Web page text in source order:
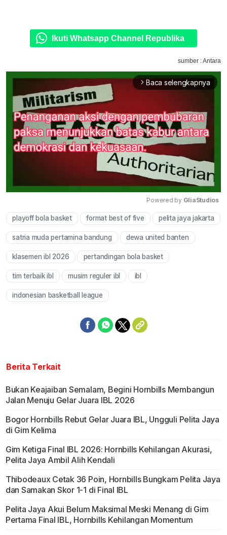
Ikuti Whatsapp Channel Republika
sumber : Antara
arrow_forward_ios Baca selengkapnya
Mute
Powered by GliaStudios
playoff bola basket format best of five pelita jaya jakarta
satria muda pertamina bandung dewa united banten
klasemen ibl 2026 pertandingan bola basket
tim terbaik ibl musim reguler ibl ibl
indonesian basketball league
Berita Terkait
Bukan Keajaiban Semalam, Begini Hornbills Membangun
Jalan Menuju Gelar Juara IBL 2026
Bogor Hornbills Rebut Gelar Juara IBL, Ungguli Pelita Jaya
di Gim Kelima
Gim Ketiga Final IBL 2026: Hornbills Kehilangan Akurasi,
Pelita Jaya Ambil Alih Kendali
Thibodeaux Cetak 36 Poin, Hornbills Bungkam Pelita Jaya
dan Samakan Skor 1-1 di Final IBL
Pelita Jaya Akui Belum Maksimal Meski Menang di Gim
Pertama Final IBL, Hornbills Kehilangan Momentum